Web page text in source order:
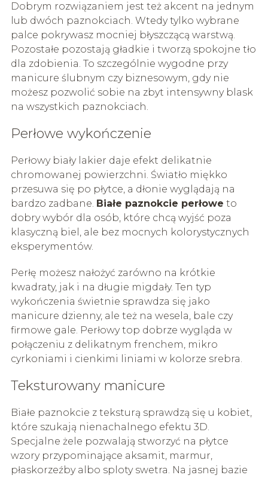
Dobrym rozwiązaniem jest też akcent na jednym
lub dwóch paznokciach. Wtedy tylko wybrane
palce pokrywasz mocniej błyszczącą warstwą.
Pozostałe pozostają gładkie i tworzą spokojne tło
dla zdobienia. To szczególnie wygodne przy
manicure ślubnym czy biznesowym, gdy nie
możesz pozwolić sobie na zbyt intensywny blask
na wszystkich paznokciach.
Perłowe wykończenie
Perłowy biały lakier daje efekt delikatnie
chromowanej powierzchni. Światło miękko
przesuwa się po płytce, a dłonie wyglądają na
bardzo zadbane. Białe paznokcie perłowe to
dobry wybór dla osób, które chcą wyjść poza
klasyczną biel, ale bez mocnych kolorystycznych
eksperymentów.
Perłę możesz nałożyć zarówno na krótkie
kwadraty, jak i na długie migdały. Ten typ
wykończenia świetnie sprawdza się jako
manicure dzienny, ale też na wesela, bale czy
firmowe gale. Perłowy top dobrze wygląda w
połączeniu z delikatnym frenchem, mikro
cyrkoniami i cienkimi liniami w kolorze srebra.
Teksturowany manicure
Białe paznokcie z teksturą sprawdzą się u kobiet,
które szukają nienachalnego efektu 3D.
Specjalne żele pozwalają stworzyć na płytce
wzory przypominające aksamit, marmur,
płaskorzeźby albo sploty swetra. Na jasnej bazie